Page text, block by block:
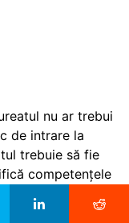
nu ar trebui
de intrare la
trebuie să fie
competențele